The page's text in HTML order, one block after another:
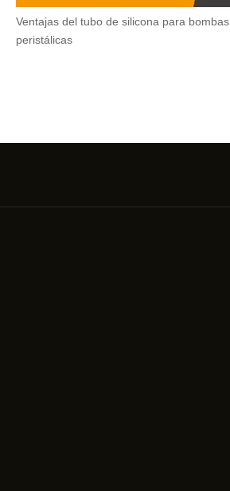
Ventajas del tubo de silicona para bombas
peristálicas